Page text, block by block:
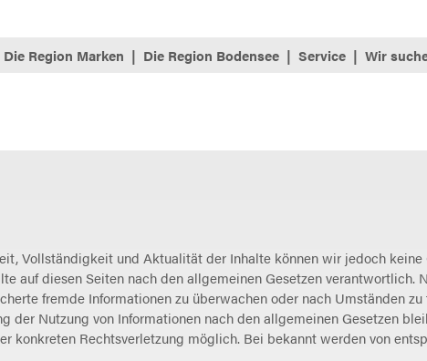
Die Region Marken Die Region Bodensee Service Wir
Vollständigkeit und Aktualität der Inhalte können wir jedoch keine
auf diesen Seiten nach den allgemeinen Gesetzen verantwortlich.
fremde Informationen zu überwachen oder nach Umständen zu
Nutzung von Informationen nach den allgemeinen Gesetzen
Rechtsverletzung möglich. Bei bekannt werden von